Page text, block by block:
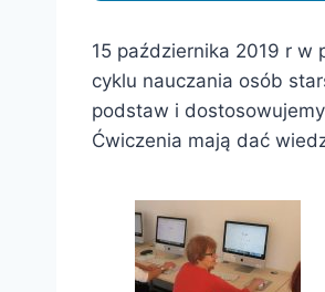
15 października 2019 r w
cyklu nauczania osób
podstaw i
Ćwiczenia mają dać